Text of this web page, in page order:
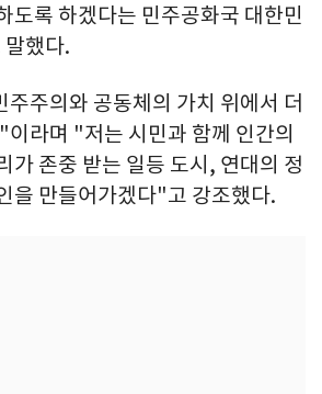
도록 하겠다는 민주공화국 대한민
했다.
주의와 공동체의 가치 위에서 더
라며 "저는 시민과 함께 인간의
가 존중 받는 일등 도시, 연대의 정
을 만들어가겠다"고 강조했다.